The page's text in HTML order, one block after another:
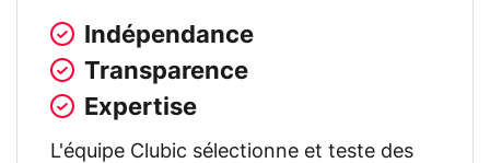
Indépendance
Transparence
Expertise
L'équipe Clubic sélectionne et teste des